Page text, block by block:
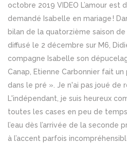
octobre 2019 VIDEO L’amour est
demandé Isabelle en mariage !
bilan de la quatorzième saison de
diffusé le 2 décembre sur M6,
compagne Isabelle son
Canap, Etienne Carbonnier fait un
dans le pré ». Je n'ai pas joué de
L'indépendant, je suis heureux
toutes les cases en peu de
l’eau dès l’arrivée de la seconde
à l’accent parfois